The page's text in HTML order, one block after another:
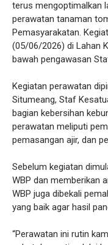
terus mengoptimalkan
perawatan tanaman
Pemasyarakatan.
(05/06/2026) di Lahan
bawah pengawasan
Kegiatan perawatan
Situmeang, Staf
bagian kebersihan
perawatan meliputi
pemasangan ajir, dan
Sebelum kegiatan
WBP dan memberikan
WBP juga dibekali
yang baik agar hasil
“Perawatan ini rutin